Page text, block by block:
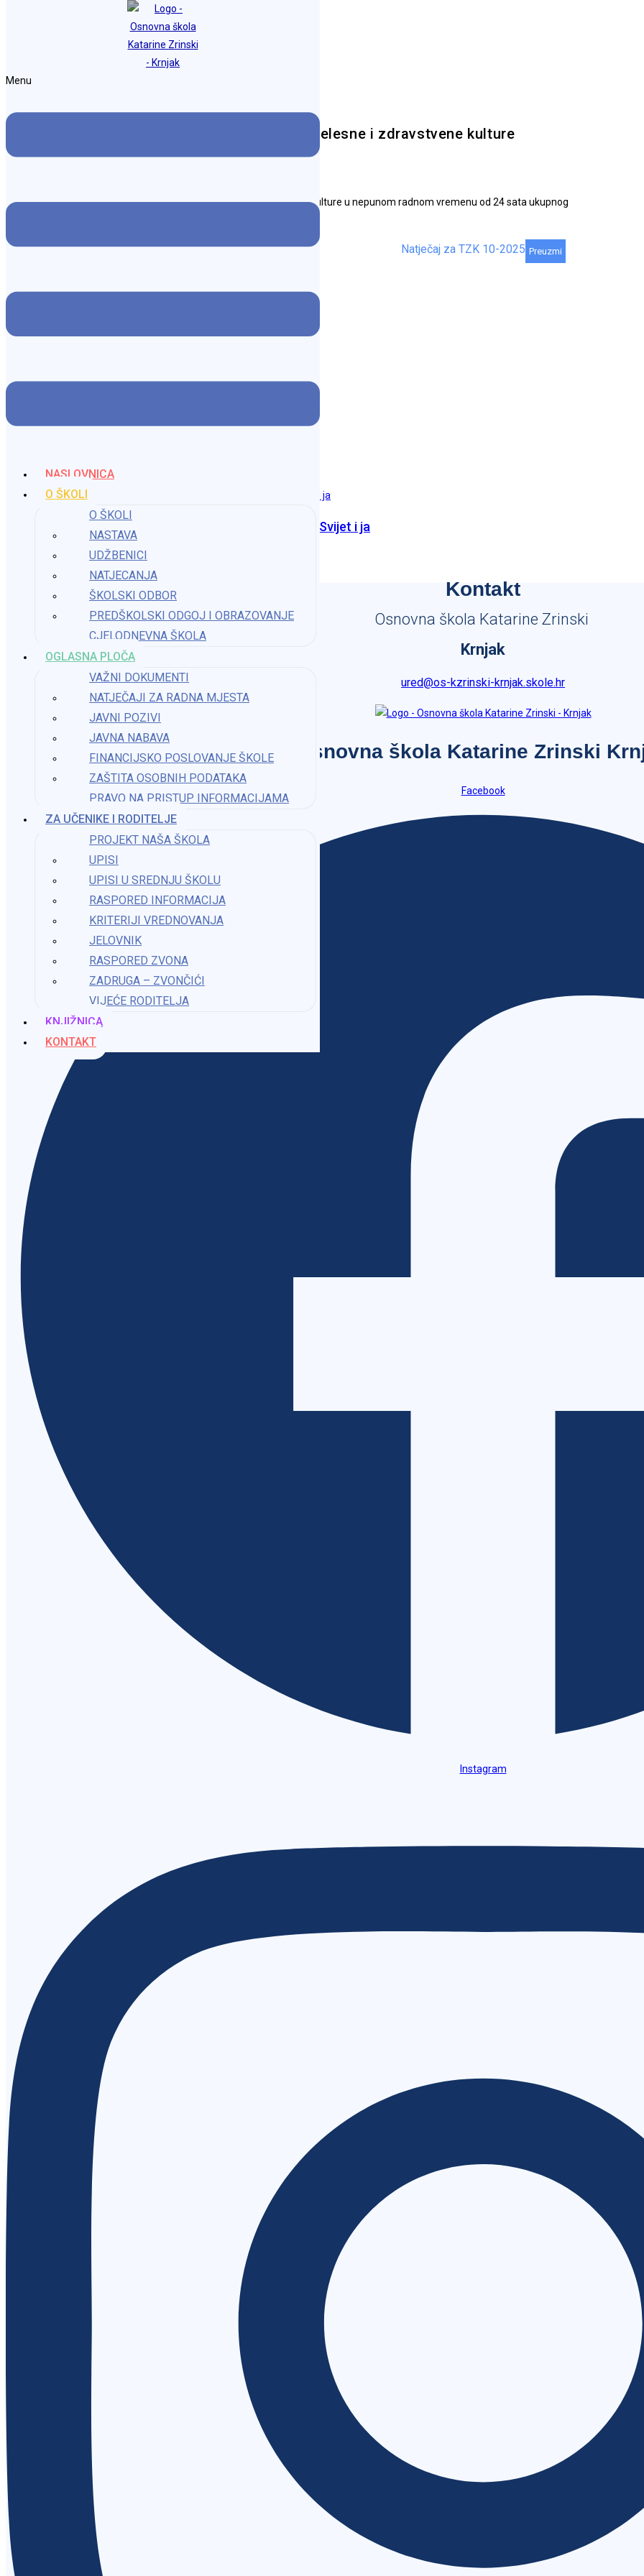
Osnovna škola Katarine Zrinski Krnjak
Menu
NASLOVNICA
O ŠKOLI
O ŠKOLI
NASTAVA
UDŽBENICI
NATJECANJA
ŠKOLSKI ODBOR
PREDŠKOLSKI ODGOJ I OBRAZOVANJE
CJELODNEVNA ŠKOLA
OGLASNA PLOČA
VAŽNI DOKUMENTI
NATJEČAJI ZA RADNA MJESTA
JAVNI POZIVI
JAVNA NABAVA
FINANCIJSKO POSLOVANJE ŠKOLE
ZAŠTITA OSOBNIH PODATAKA
PRAVO NA PRISTUP INFORMACIJAMA​
ZA UČENIKE I RODITELJE
PROJEKT NAŠA ŠKOLA
UPISI
UPISI U SREDNJU ŠKOLU
RASPORED INFORMACIJA
KRITERIJI VREDNOVANJA
JELOVNIK
RASPORED ZVONA
ZADRUGA – ZVONČIĆI
VIJEĆE RODITELJA
KNJIŽNICA
KONTAKT
Natječaj za popunu radog mjesta učitelj/ice tjelesne i zdravstvene kulture
Natječaj za popunu radog mjesta učitelja/ice tjelesne i zdravstvene kulture u nepunom radnom vremenu od 24 sata ukupnog
Natječaj za TZK 10-2025 Preuzmi
2. ožujka 2026.
Natječaj za popunu radog mjesta učitelj/ice predmeta Svijet i ja
14. listopada 2025.
Kontakt
Osnovna škola Katarine Zrinski
Krnjak
ured@os-kzrinski-krnjak.skole.hr
Osnovna škola Katarine Zrinski
Facebook
Instagram